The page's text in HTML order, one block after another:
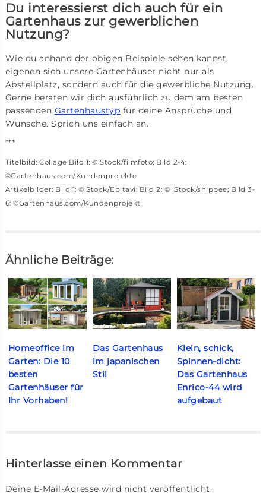
Du interessierst dich auch für ein
Gartenhaus zur gewerblichen
Nutzung?
Wie du anhand der obigen Beispiele sehen kannst,
eigenen sich unsere Gartenhäuser nicht nur als
Abstellplatz, sondern auch für die gewerbliche Nutzung.
Gerne beraten wir dich ausführlich zu dem am besten
passenden Gartenhaustyp für deine Ansprüche und
Wünsche. Sprich uns einfach an.
***
Titelbild: Collage Bild 1: ©iStock/filmfoto; Bild 2-4:
©Gartenhaus.com/Kundenprojekte
Artikelbilder: Bild 1: ©iStock/Epitavi; Bild 2: © iStock/shippee; Bild 3-
6: ©Gartenhaus.com/Kundenprojekt
Ähnliche Beiträge:
Homeoffice im
Garten: Die 10
besten
Gartenhäuser für
Ihr Vorhaben!
Das Gartenhaus
im japanischen
Stil
Klein, schick,
Spinnen-dicht:
Das Gartenhaus
Enrico-44 wird
aufgebaut
Hinterlasse einen Kommentar
Deine E-Mail-Adresse wird nicht veröffentlicht.